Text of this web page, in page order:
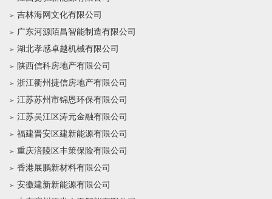
吉林海网文化有限公司
广东河源陌昌智能制造有限公司
湖北孝感卓越机械有限公司
陕西信科房地产有限公司
浙江衢州捷信房地产有限公司
江苏苏州市锦恩环保有限公司
江苏吴江区涛元金融有限公司
福建晋安区建新能源有限公司
重庆涪陵区丰策保险有限公司
香港展鹏新材料有限公司
安徽建新新能源有限公司